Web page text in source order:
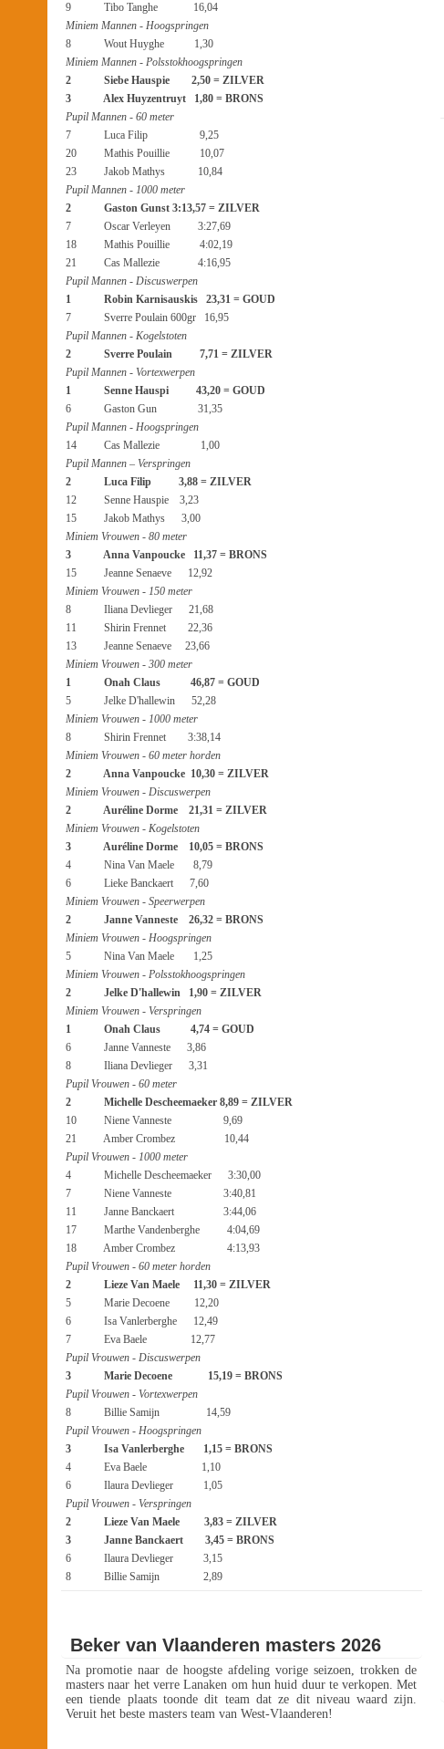
9 Tibo Tanghe 16,04
Miniem Mannen - Hoogspringen
8 Wout Huyghe 1,30
Miniem Mannen - Polsstokhoogspringen
2 Siebe Hauspie 2,50 = ZILVER
3 Alex Huyzentruyt 1,80 = BRONS
Pupil Mannen - 60 meter
7 Luca Filip 9,25
20 Mathis Pouillie 10,07
23 Jakob Mathys 10,84
Pupil Mannen - 1000 meter
2 Gaston Gunst 3:13,57 = ZILVER
7 Oscar Verleyen 3:27,69
18 Mathis Pouillie 4:02,19
21 Cas Mallezie 4:16,95
Pupil Mannen - Discuswerpen
1 Robin Karnisauskis 23,31 = GOUD
7 Sverre Poulain 600gr 16,95
Pupil Mannen - Kogelstoten
2 Sverre Poulain 7,71 = ZILVER
Pupil Mannen - Vortexwerpen
1 Senne Hauspi 43,20 = GOUD
6 Gaston Gun 31,35
Pupil Mannen - Hoogspringen
14 Cas Mallezie 1,00
Pupil Mannen – Verspringen
2 Luca Filip 3,88 = ZILVER
12 Senne Hauspie 3,23
15 Jakob Mathys 3,00
Miniem Vrouwen - 80 meter
3 Anna Vanpoucke 11,37 = BRONS
15 Jeanne Senaeve 12,92
Miniem Vrouwen - 150 meter
8 Iliana Devlieger 21,68
11 Shirin Frennet 22,36
13 Jeanne Senaeve 23,66
Miniem Vrouwen - 300 meter
1 Onah Claus 46,87 = GOUD
5 Jelke D'hallewin 52,28
Miniem Vrouwen - 1000 meter
8 Shirin Frennet 3:38,14
Miniem Vrouwen - 60 meter horden
2 Anna Vanpoucke 10,30 = ZILVER
Miniem Vrouwen - Discuswerpen
2 Auréline Dorme 21,31 = ZILVER
Miniem Vrouwen - Kogelstoten
3 Auréline Dorme 10,05 = BRONS
4 Nina Van Maele 8,79
6 Lieke Banckaert 7,60
Miniem Vrouwen - Speerwerpen
2 Janne Vanneste 26,32 = BRONS
Miniem Vrouwen - Hoogspringen
5 Nina Van Maele 1,25
Miniem Vrouwen - Polsstokhoogspringen
2 Jelke D'hallewin 1,90 = ZILVER
Miniem Vrouwen - Verspringen
1 Onah Claus 4,74 = GOUD
6 Janne Vanneste 3,86
8 Iliana Devlieger 3,31
Pupil Vrouwen - 60 meter
2 Michelle Descheemaeker 8,89 = ZILVER
10 Niene Vanneste 9,69
21 Amber Crombez 10,44
Pupil Vrouwen - 1000 meter
4 Michelle Descheemaeker 3:30,00
7 Niene Vanneste 3:40,81
11 Janne Banckaert 3:44,06
17 Marthe Vandenberghe 4:04,69
18 Amber Crombez 4:13,93
Pupil Vrouwen - 60 meter horden
2 Lieze Van Maele 11,30 = ZILVER
5 Marie Decoene 12,20
6 Isa Vanlerberghe 12,49
7 Eva Baele 12,77
Pupil Vrouwen - Discuswerpen
3 Marie Decoene 15,19 = BRONS
Pupil Vrouwen - Vortexwerpen
8 Billie Samijn 14,59
Pupil Vrouwen - Hoogspringen
3 Isa Vanlerberghe 1,15 = BRONS
4 Eva Baele 1,10
6 Ilaura Devlieger 1,05
Pupil Vrouwen - Verspringen
2 Lieze Van Maele 3,83 = ZILVER
3 Janne Banckaert 3,45 = BRONS
6 Ilaura Devlieger 3,15
8 Billie Samijn 2,89
Beker van Vlaanderen masters 2026
Na promotie naar de hoogste afdeling vorige seizoen, trokken de
masters naar het verre Lanaken om hun huid duur te verkopen. Met
een tiende plaats toonde dit team dat ze dit niveau waard zijn.
Veruit het beste masters team van West-Vlaanderen!